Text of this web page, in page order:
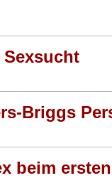
Sexsucht
Briggs
beim